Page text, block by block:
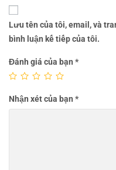
Lưu tên của tôi, email, và
bình luận kế tiếp của tôi.
Đánh giá của bạn *
Nhận xét của bạn *